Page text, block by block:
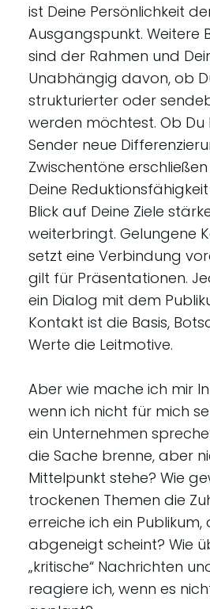
ist Deine Persönlichkeit
Ausgangspunkt. Weitere
sind der Rahmen und
Unabhängig davon, ob
strukturierter oder
werden möchtest. Ob Du
Sender neue
Zwischentöne
Deine
Blick auf Deine Ziele
weiterbringt. Gelungene
setzt eine Verbindung
gilt für Präsentationen.
ein Dialog mit dem
Kontakt ist die Basis,
Werte die Leitmotive.
Aber wie mache ich mir
wenn ich nicht für mich
ein Unternehmen
die Sache brenne, aber
Mittelpunkt stehe? Wie
trockenen Themen die
erreiche ich ein
abgeneigt scheint? Wie
„kritische“ Nachrichten
reagiere ich, wenn es